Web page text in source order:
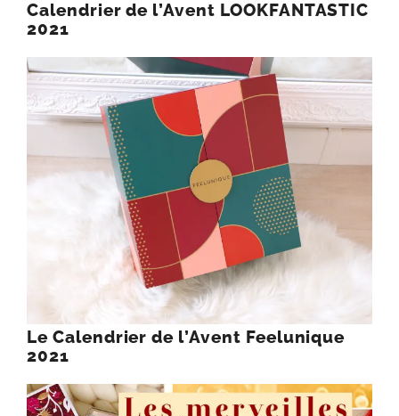
Calendrier de l’Avent LOOKFANTASTIC
2021
Le Calendrier de l’Avent Feelunique
2021